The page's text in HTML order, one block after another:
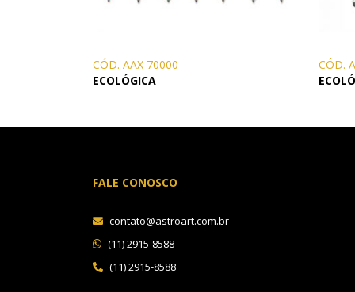
CÓD. AAX 70000
ECOLÓGICA
CÓD.
FALE CONOSCO
contato@astroart.com.br
(11) 2915-8588
(11) 2915-8588